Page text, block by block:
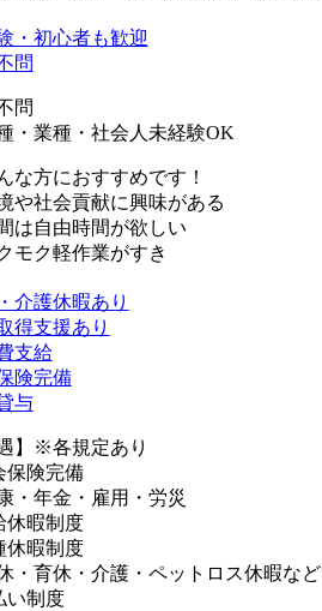
・初心者も歓迎
問
問
・業種・社会人未経験OK
な方におすすめです！
や社会貢献に興味がある
は自由時間が欲しい
モク軽作業がすき
介護休暇あり
得支援あり
支給
険完備
与
】※各規定あり
保険完備
・年金・雇用・労災
休暇制度
休暇制度
・育休・介護・ペットロス休暇など
い制度